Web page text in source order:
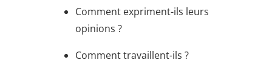
Comment expriment-ils leurs
opinions ?
Comment travaillent-ils ?